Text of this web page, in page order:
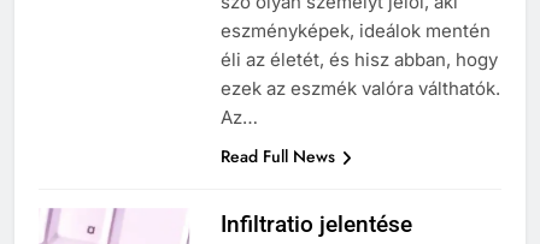
eszményképek, ideálok mentén
éli az életét, és hisz abban, hogy
ezek az eszmék valóra válthatók.
Az…
Read Full News
Infiltratio jelentése